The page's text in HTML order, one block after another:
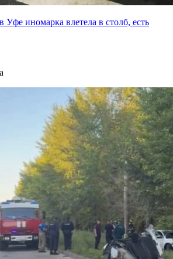
Уфе иномарка влетела в столб, есть